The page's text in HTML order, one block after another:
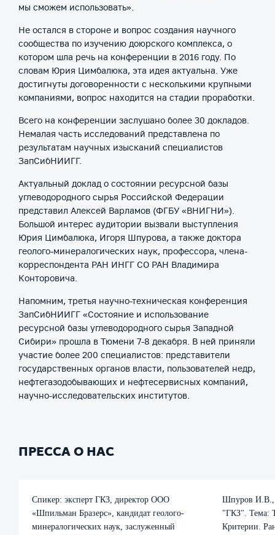
мы сможем использовать».
Не остался в стороне и вопрос создания научного
сообщества по изучению доюрского комплекса, о
котором шла речь на конференции в 2016 году. По
словам Юрия Цимбалюка, эта идея актуальна. Уже
достигнуты договоренности с несколькими крупными
компаниями, вопрос находится на стадии проработки.
Всего на конференции заслушано более 30 докладов.
Немалая часть исследований представлена по
результатам научных изысканий специалистов
ЗапСибНИИГГ.
Актуальный доклад о состоянии ресурсной базы
углеводородного сырья Российской Федерации
представил Алексей Варламов (ФГБУ «ВНИГНИ»).
Большой интерес аудитории вызвали выступления
Юрия Цимбалюка, Игоря Шпурова, а также доктора
геолого-минералогических наук, профессора, члена-
корреспондента РАН ИНГГ СО РАН Владимира
Конторовича.
Напомним, третья научно-техническая конференция
ЗапСибНИИГГ «Состояние и использование
ресурсной базы углеводородного сырья Западной
Сибири» прошла в Тюмени 7-8 декабря. В ней приняли
участие более 200 специалистов: представители
государственных органов власти, пользователей недр,
нефтегазодобывающих и нефтесервисных компаний,
научно-исследовательских институтов.
ПРЕССА О НАС
Спикер: эксперт ГКЗ, директор ООО
«Шпильман Бразерс», кандидат геолого-
минералогических наук, заслуженный
Шпуров И.В.,
"ГКЗ". Тема:
Критерии.